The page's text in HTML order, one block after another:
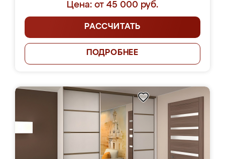
Цена: от 45 000 руб.
РАССЧИТАТЬ
ПОДРОБНЕЕ